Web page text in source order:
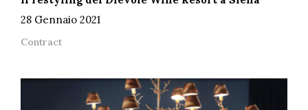
28 Gennaio 2021
Contract